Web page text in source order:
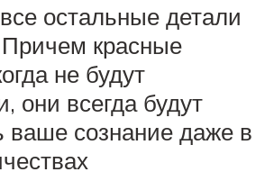
остальные детали
красные
не будут
они всегда будут
ваше сознание даже в